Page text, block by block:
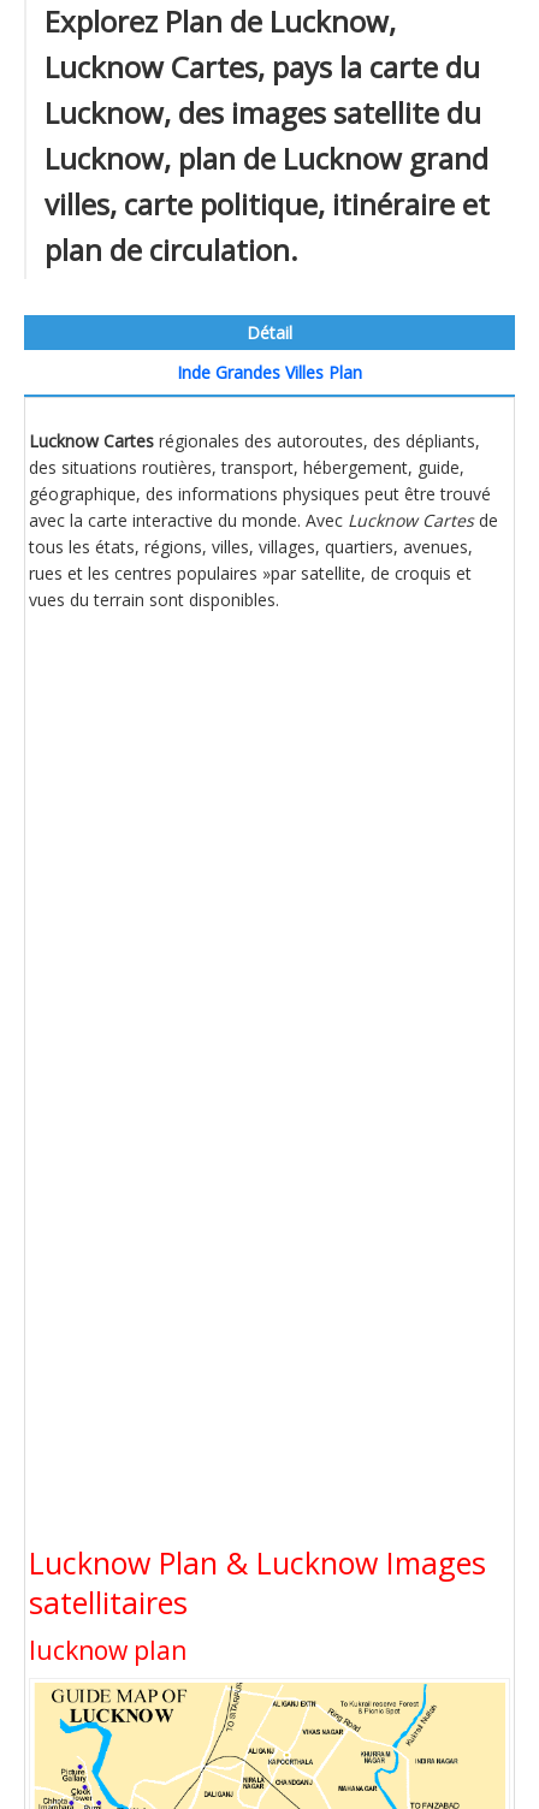
Explorez Plan de Lucknow,
Lucknow Cartes, pays la carte du
Lucknow, des images satellite du
Lucknow, plan de Lucknow grand
villes, carte politique, itinéraire et
plan de circulation.
Détail
Inde Grandes Villes Plan
Lucknow Cartes régionales des autoroutes, des dépliants,
des situations routières, transport, hébergement, guide,
géographique, des informations physiques peut être trouvé
avec la carte interactive du monde. Avec Lucknow Cartesde
tous les états, régions, villes, villages, quartiers, avenues,
rues et les centres populaires »par satellite, de croquis et
vues du terrain sont disponibles.
Lucknow Plan & Lucknow Images
satellitaires
lucknow plan